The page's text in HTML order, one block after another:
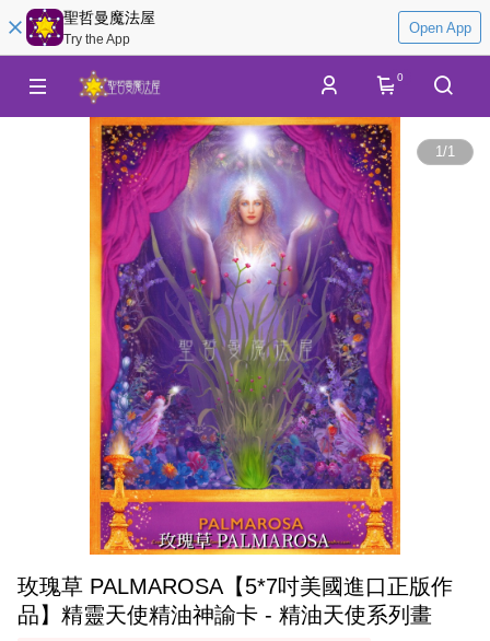
聖哲曼魔法屋
Try the App
Open App
0
1/1
玫瑰草 PALMAROSA【5*7吋美國進口正版作
品】精靈天使精油神諭卡 - 精油天使系列畫